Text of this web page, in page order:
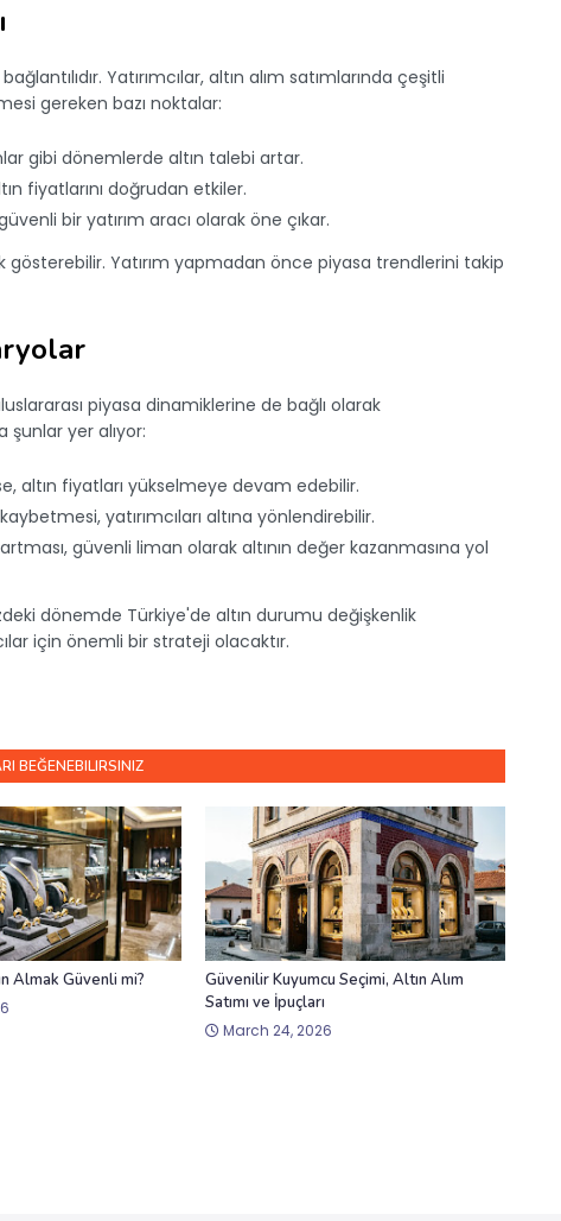
Yatırımcılar, altın alım satımlarında çeşitli
gereken bazı noktalar:
gibi dönemlerde altın talebi artar.
fiyatlarını doğrudan etkiler.
bir yatırım aracı olarak öne çıkar.
Yatırım yapmadan önce piyasa trendlerini takip
piyasa dinamiklerine de bağlı olarak
şunlar yer alıyor:
altın fiyatları yükselmeye devam edebilir.
kaybetmesi, yatırımcıları altına yönlendirebilir.
güvenli liman olarak altının değer kazanmasına yol
dönemde Türkiye'de altın durumu değişkenlik
için önemli bir strateji olacaktır.
BEĞENEBILIRSINIZ
Almak Güvenli mi?
Güvenilir Kuyumcu Seçimi, Altın Alım
Satımı ve İpuçları
March 24, 2026